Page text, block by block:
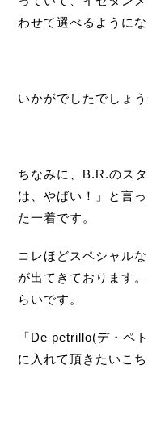
わせて選べるようにな
いかがでしたでしょう
ちなみに、B.R.のス
は、やばい！」と言
た一着です。
コレほどスペシャル
が出てきております
らいです。
「De petrillo(デ・ペ
に入れて頂きたいこち